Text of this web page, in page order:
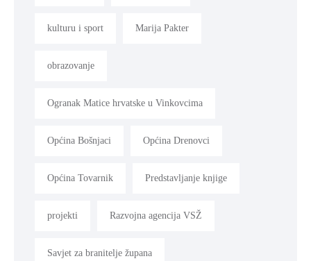
kulturu i sport Marija Pakter
obrazovanje
Ogranak Matice hrvatske u Vinkovcima
Općina Bošnjaci Općina Drenovci
Općina Tovarnik Predstavljanje knjige
projekti Razvojna agencija VSŽ
Savjet za branitelje župana